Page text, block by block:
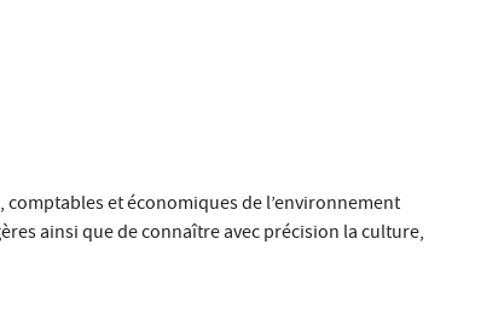
et économiques de l’environnement
ainsi que de connaître avec précision la culture,